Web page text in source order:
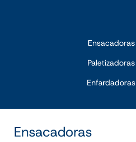
Ensacadoras
Paletizadoras
Enfardadoras
Ensacadoras